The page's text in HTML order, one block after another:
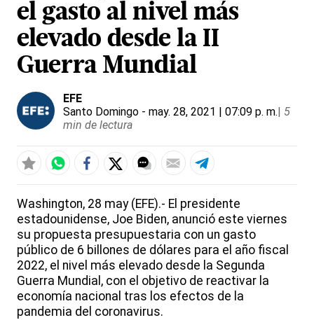
el gasto al nivel más
elevado desde la II
Guerra Mundial
EFE
Santo Domingo - may. 28, 2021 | 07:09 p. m.| 5
min de lectura
Washington, 28 may (EFE).- El presidente
estadounidense, Joe Biden, anunció este viernes
su propuesta presupuestaria con un gasto
público de 6 billones de dólares para el año fiscal
2022, el nivel más elevado desde la Segunda
Guerra Mundial, con el objetivo de reactivar la
economía nacional tras los efectos de la
pandemia del coronavirus.